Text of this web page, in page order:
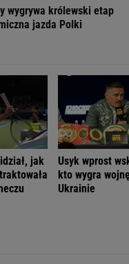
wygrywa królewski etap
jazda Polki
jak
Usyk wprost
kto wygra
Ukrainie